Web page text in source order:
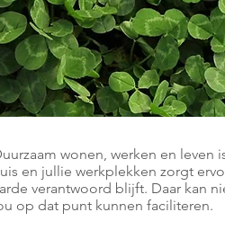
wonen, werken en leven
en jullie werkplekken zorgt
verantwoord blijft. Daar kan
op dat punt kunnen faciliteren.